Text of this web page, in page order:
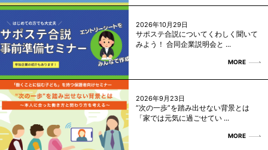
2026年10月29日
サポステ合説についてくわしく聞いて
みよう！ 合同企業説明会と ...
MORE
2026年9月23日
“次の一歩”を踏み出せない背景とは
「家では元気に過ごせてい ...
MORE